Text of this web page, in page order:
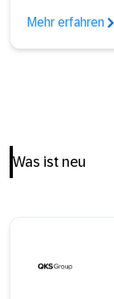
Mehr erfahren
Was ist neu